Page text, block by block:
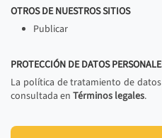
OTROS DE NUESTROS SITIOS
Publicar
PROTECCIÓN DE DATOS
La política de tratamiento de
consultada en Términos legales.